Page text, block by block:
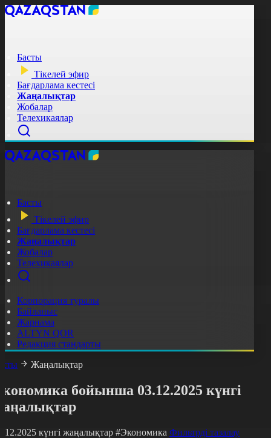
Басты
Тікелей эфир
Бағдарлама кестесі
Жаңалықтар
Жобалар
Телехикаялар
Басты
Тікелей эфир
Бағдарлама кестесі
Жаңалықтар
Жобалар
Телехикаялар
Корпорация туралы
Байланыс
Жарнама
ALTYN QOR
Редакция стандарты
Жаңалықтар
бойынша 03.12.2025 күнгі
күнгі жаңалықтар #Экономика Фильтрді тазалау